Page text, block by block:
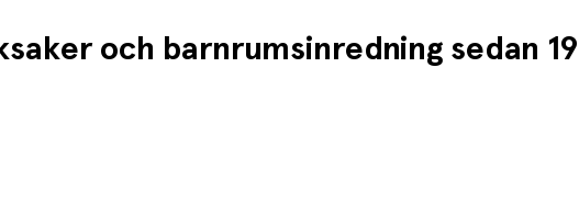
och barnrumsinredning sedan